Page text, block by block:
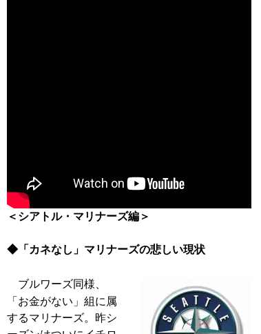
＜シアトル・マリナーズ編＞
◆「カネなし」マリナーズの悲しい現状
ブルワーズ同様、
「お金がない」組に属
するマリナーズ。昨シ